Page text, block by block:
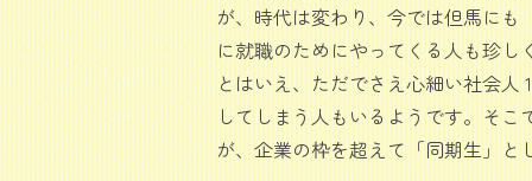
が、時代は変わり、今では但馬に
に就職のためにやってくる人も珍し
とはいえ、ただでさえ心細い社会人
してしまう人もいるようです。そ
が、企業の枠を超えて「同期生」